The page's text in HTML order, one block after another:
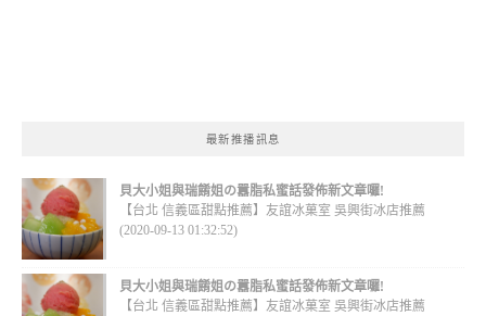
最新推播訊息
貝大小姐與瑞餚姐の囂脂私蜜話發佈新文章囉!
【台北 信義區甜點推薦】友誼冰菓室 吳興街冰店推薦
(2020-09-13 01:32:52)
貝大小姐與瑞餚姐の囂脂私蜜話發佈新文章囉!
【台北 信義區甜點推薦】友誼冰菓室 吳興街冰店推薦